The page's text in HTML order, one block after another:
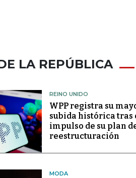
LA REPÚBLICA
REINO UNIDO
WPP registra su
subida histórica tras
impulso de su plan
reestructuración
MODA